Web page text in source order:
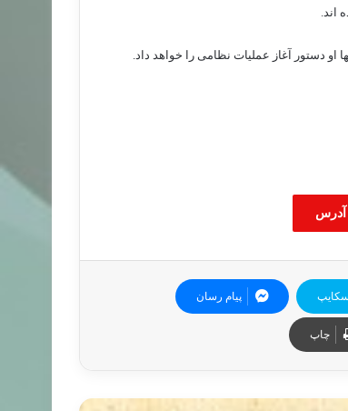
اند.
او دستور آغاز عملیات نظامی را خواهد داد.
آدرس
پیام رسان
چاپ